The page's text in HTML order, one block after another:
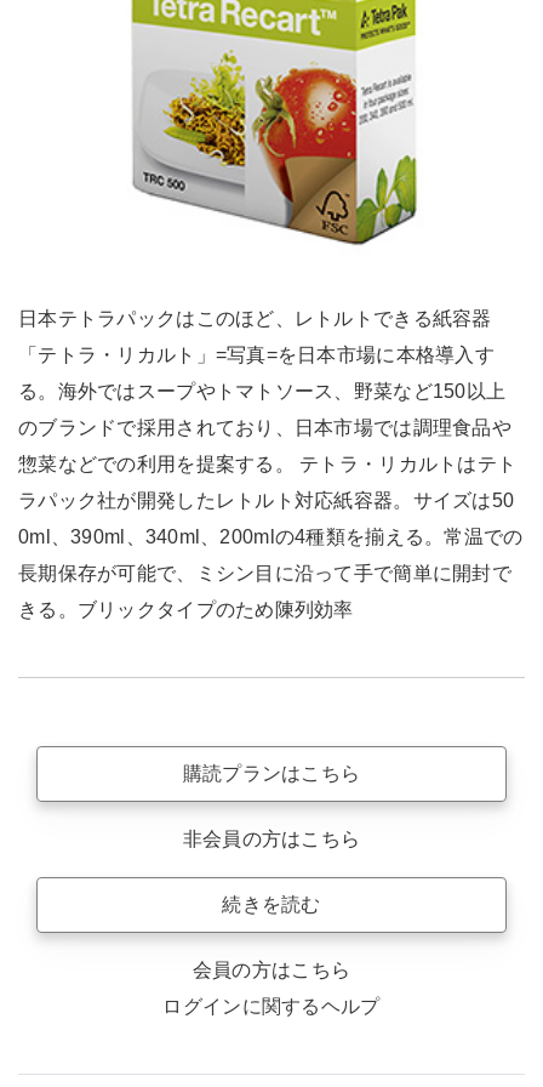
日本テトラパックはこのほど、レトルトできる紙容器
「テトラ・リカルト」=写真=を日本市場に本格導入す
る。海外ではスープやトマトソース、野菜など150以上
のブランドで採用されており、日本市場では調理食品や
惣菜などでの利用を提案する。 テトラ・リカルトはテト
ラパック社が開発したレトルト対応紙容器。サイズは50
0ml、390ml、340ml、200mlの4種類を揃える。常温での
長期保存が可能で、ミシン目に沿って手で簡単に開封で
きる。ブリックタイプのため陳列効率
購読プランはこちら
非会員の方はこちら
続きを読む
会員の方はこちら
ログインに関するヘルプ